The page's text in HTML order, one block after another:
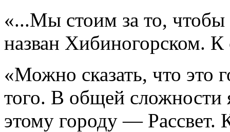
«...Мы стоим за то,
назван Хибиногорском.
«Можно сказать, что это
того. В общей сложности
этому городу —